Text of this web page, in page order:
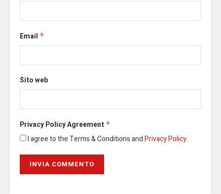
Email *
Sito web
Privacy Policy Agreement *
I agree to the Terms & Conditions andPrivacy Policy.